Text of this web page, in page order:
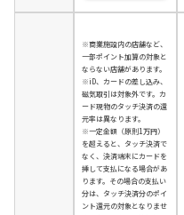
※商業施設内の店舗など、
一部ポイント加算の対象と
ならない店舗があります。
※iD、カードの差し込み、
磁気取引は対象外です。カ
ード現物のタッチ決済の還
元率は異なります。
※一定金額（原則1万円）
を超えると、タッチ決済で
なく、決済端末にカードを
挿して支払になる場合があ
ります。その場合の支払い
分は、タッチ決済分のポイ
ント還元の対象となりませ